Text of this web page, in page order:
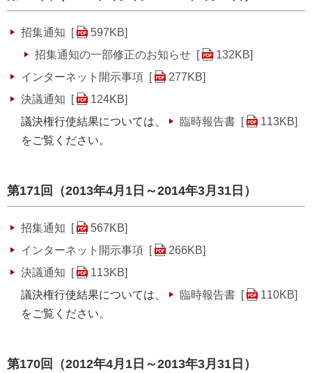
招集通知 [ 597KB]
招集通知の一部修正のお知らせ [
132KB]
インターネット開示事項 [
277KB]
決議通知 [
124KB]
議決権行使結果については、
臨時報告書 [ 113KB]
をご覧ください。
第171回（2013年4月1日～2014年3月31日）
招集通知 [ 567KB]
インターネット開示事項 [
266KB]
決議通知 [
113KB]
議決権行使結果については、
臨時報告書 [ 110KB]
をご覧ください。
第170回（2012年4月1日～2013年3月31日）